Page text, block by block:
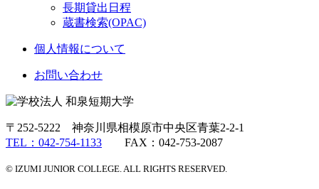
長期貸出日程
蔵書検索(OPAC)
個人情報について
お問い合わせ
〒252-5222 神奈川県相模原市中央区青葉2-2-1
TEL：042-754-1133 FAX：042-753-2087
© IZUMI JUNIOR COLLEGE. ALL RIGHTS RESERVED.